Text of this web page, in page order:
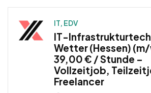
IT, EDV
IT-
Wetter (Hessen)
39,00 € / Stunde –
Vollzeitjob,
Freelancer